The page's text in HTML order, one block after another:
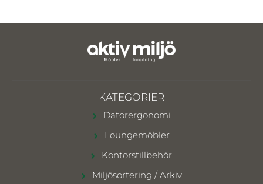
KATEGORIER
Datorergonomi
Loungemöbler
Kontorstillbehör
Miljösortering / Arkiv